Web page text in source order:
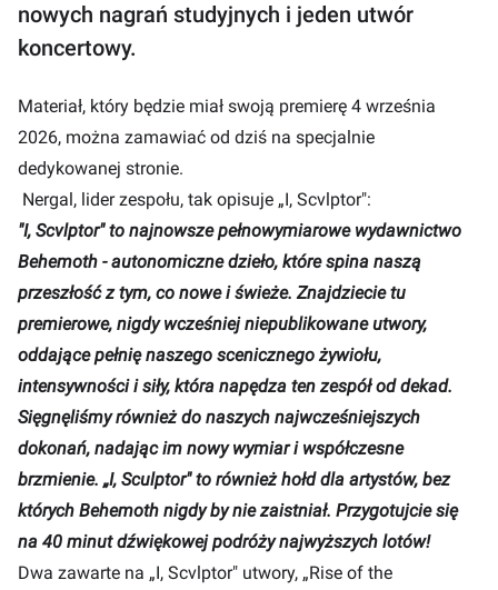
nowych nagrań studyjnych i jeden utwór
koncertowy.
Materiał, który będzie miał swoją premierę 4 września
2026, można zamawiać od dziś na specjalnie
dedykowanej stronie.
Nergal, lider zespołu, tak opisuje „I, Scvlptor":
"I, Scvlptor" to najnowsze pełnowymiarowe wydawnictwo
Behemoth - autonomiczne dzieło, które spina naszą
przeszłość z tym, co nowe i świeże. Znajdziecie tu
premierowe, nigdy wcześniej niepublikowane utwory,
oddające pełnię naszego scenicznego żywiołu,
intensywności i siły, która napędza ten zespół od dekad.
Sięgnęliśmy również do naszych najwcześniejszych
dokonań, nadając im nowy wymiar i współczesne
brzmienie. „I, Sculptor" to również hołd dla artystów, bez
których Behemoth nigdy by nie zaistniał. Przygotujcie się
na 40 minut dźwiękowej podróży najwyższych lotów!
Dwa zawarte na „I, Scvlptor" utwory, „Rise of the